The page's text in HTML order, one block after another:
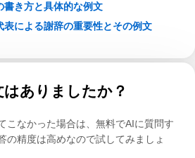
書き方と具体的な例文
表による謝辞の重要性とその例文
ありましたか？
こなかった場合は、無料でAIに質問す
の精度は高めなので試してみましょ